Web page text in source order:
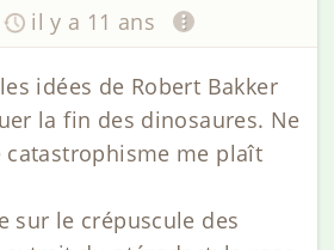
il y a 11 ans
idées de Robert Bakker
la fin des dinosaures. Ne
catastrophisme me plaît
sur le crépuscule des